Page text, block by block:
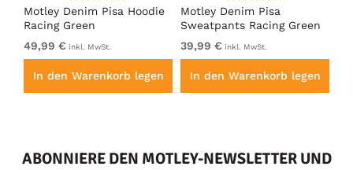
Motley Denim Pisa Hoodie
Racing Green
49,99 € inkl. MwSt.
In den Warenkorb legen
Motley Denim Pisa
Sweatpants Racing Green
39,99 € inkl. MwSt.
In den Warenkorb legen
ABONNIERE DEN MOTLEY-NEWSLETTER UND